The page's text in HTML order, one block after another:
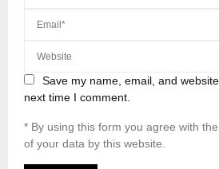
Save my name, email, and
next time I comment.
* By using this form you agree with
of your data by this website.